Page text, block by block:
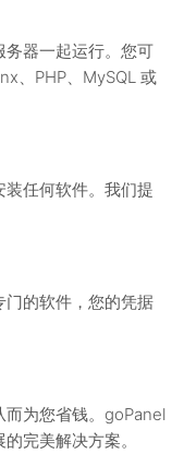
器一起运行。您可
、PHP、MySQL 或
任何软件。我们提
的软件，您的凭据
而为您省钱。goPanel
完美解决方案。